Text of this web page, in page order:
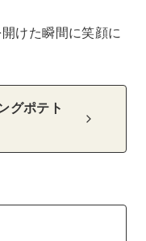
けた瞬間に笑顔に
グポテト